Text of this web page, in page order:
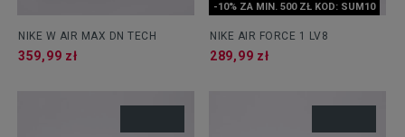
NIKE W AIR MAX DN TECH
359,99 zł
-10% ZA MIN. 500 ZŁ KOD: SUM10
NIKE AIR FORCE 1 LV8
289,99 zł